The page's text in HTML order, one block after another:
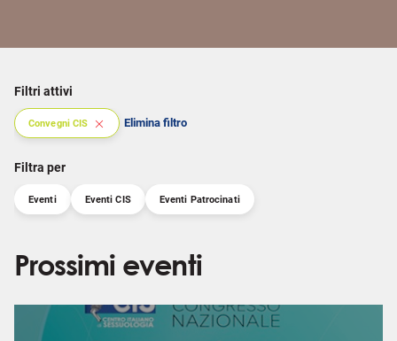
Filtri attivi
Convegni CIS Elimina filtro
Filtra per
Eventi Eventi CIS Eventi Patrocinati
Prossimi eventi